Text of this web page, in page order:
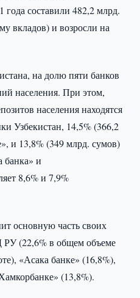
года составили 482,2 млрд.
вкладов) и возросли на
на долю пяти банков
населения. При этом,
населения находятся
Узбекистан, 14,5% (366,2
и 13,8% (349 млрд. сумов)
и
8,6% и 7,9%
основную часть своих
(22,6% в общем объеме
«Асака банке» (16,8%),
(13,8%).